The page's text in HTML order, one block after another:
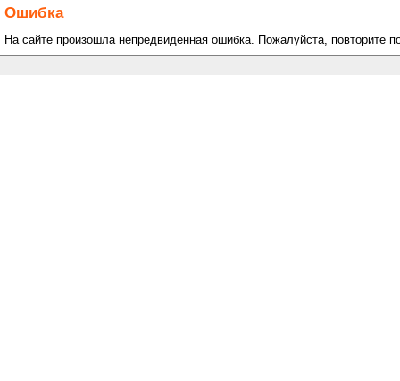
Ошибка
На сайте произошла непредвиденная ошибка. Пожалуйста, повторите